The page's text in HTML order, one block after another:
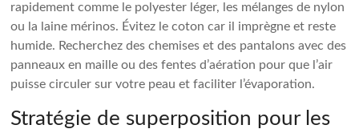
rapidement comme le polyester léger, les mélanges de nylon
ou la laine mérinos. Évitez le coton car il imprègne et reste
humide. Recherchez des chemises et des pantalons avec des
panneaux en maille ou des fentes d’aération pour que l’air
puisse circuler sur votre peau et faciliter l’évaporation.
Stratégie de superposition pour les